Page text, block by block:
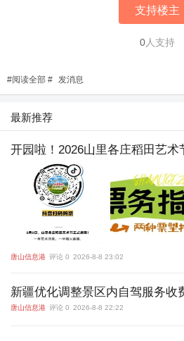
支持楼主
0人支持
#阅读全部 # 发消息
最新推荐
开园啦！2026山里各庄稻田艺术
唐山信息港 评论 0 2026-8-8 23:02
新疆优化调整景区内自驾服务收
唐山信息港 评论 0 2026-8-8 22:22